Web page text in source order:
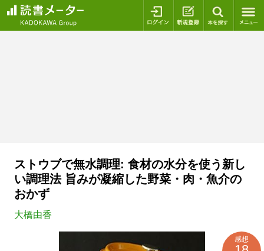
ログイン 新規登録
ストウブで無水調理: 食材の水分を使う新し
い調理法 旨みが凝縮した野菜・肉・魚介の
おかず
大橋由香
感想